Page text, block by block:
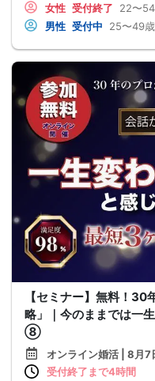
女性 受付終了 22〜
男性 受付中 25〜49歳
【セミナー】無料！30
略」｜今のままでは一
⑧
オンライン婚活 | 8月
受付終了まで4時間